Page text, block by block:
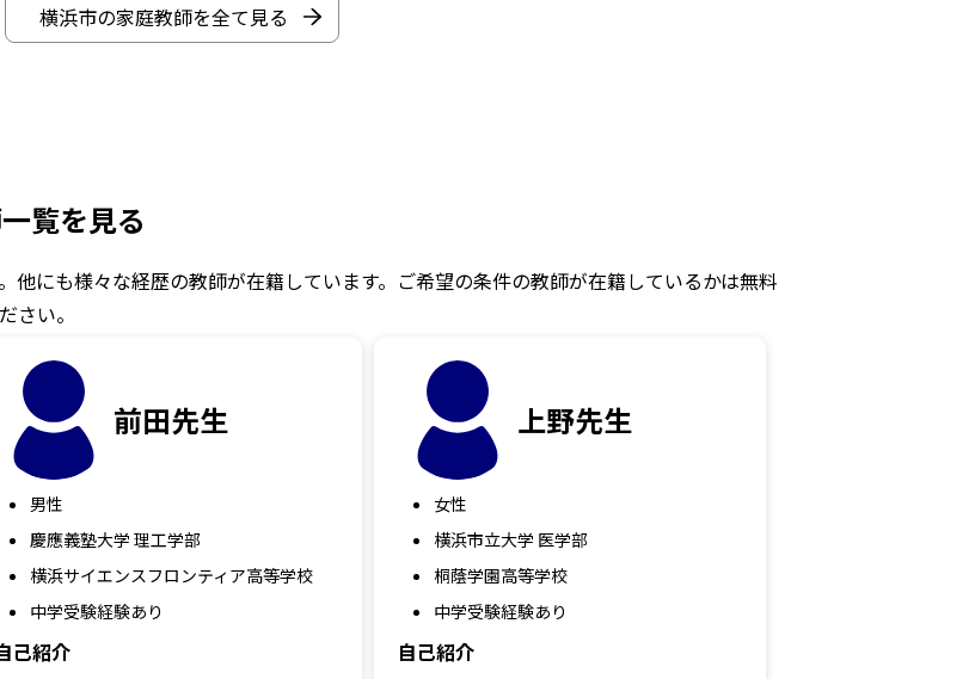
横浜市の家庭教師を全て見る
覧を見る
他にも様々な経歴の教師が在籍しています。ご希望の条件の教師が在籍しているかは無料
さい。
前田先生
男性
慶應義塾大学 理工学部
横浜サイエンスフロンティア高等学校
中学受験経験あり
己紹介
上野先生
女性
横浜市立大学 医学部
桐蔭学園高等学校
中学受験経験あり
自己紹介